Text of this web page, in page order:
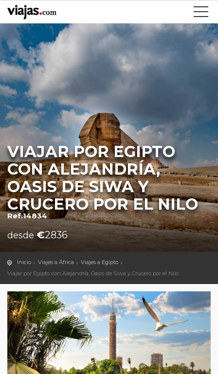
VIAJAR POR EGIPTO
CON ALEJANDRÍA,
OASIS DE SIWA Y
CRUCERO POR EL NILO
Ref.14834
desde€2836
Inicio Viajes a África
Viajes a Egipto
Viajar por Egipto con Alejandría, Oasis de Siwa y Crucero por el Nilo